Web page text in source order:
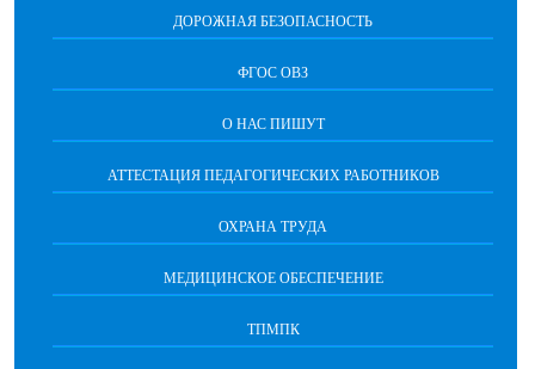
ДОРОЖНАЯ БЕЗОПАСНОСТЬ
ФГОС ОВЗ
О НАС ПИШУТ
АТТЕСТАЦИЯ ПЕДАГОГИЧЕСКИХ РАБОТНИКОВ
ОХРАНА ТРУДА
МЕДИЦИНСКОЕ ОБЕСПЕЧЕНИЕ
ТПМПК